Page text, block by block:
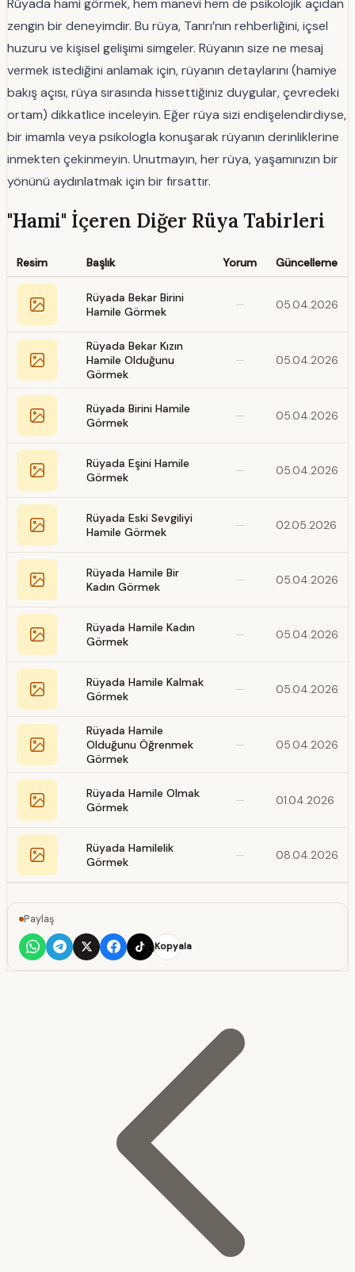
Rüyada hami görmek, hem manevi hem de psikolojik açıdan
zengin bir deneyimdir. Bu rüya, Tanrı’nın rehberliğini, içsel
huzuru ve kişisel gelişimi simgeler. Rüyanın size ne mesaj
vermek istediğini anlamak için, rüyanın detaylarını (hamiye
bakış açısı, rüya sırasında hissettiğiniz duygular, çevredeki
ortam) dikkatlice inceleyin. Eğer rüya sizi endişelendirdiyse,
bir imamla veya psikologla konuşarak rüyanın derinliklerine
inmekten çekinmeyin. Unutmayın, her rüya, yaşamınızın bir
yönünü aydınlatmak için bir fırsattır.
"Hami" İçeren Diğer Rüya Tabirleri
Resim Başlık Yorum Güncelleme
Rüyada Bekar Birini
Hamile Görmek
— 05.04.2026
Rüyada Bekar Kızın
Hamile Olduğunu
Görmek
— 05.04.2026
Rüyada Birini Hamile
Görmek
— 05.04.2026
Rüyada Eşini Hamile
Görmek
— 05.04.2026
Rüyada Eski Sevgiliyi
Hamile Görmek
— 02.05.2026
Rüyada Hamile Bir
Kadın Görmek
— 05.04.2026
Rüyada Hamile Kadın
Görmek
— 05.04.2026
Rüyada Hamile Kalmak
Görmek
— 05.04.2026
Rüyada Hamile
Olduğunu Öğrenmek
Görmek
— 05.04.2026
Rüyada Hamile Olmak
Görmek
— 01.04.2026
Rüyada Hamilelik
Görmek
— 08.04.2026
Paylaş
Kopyala